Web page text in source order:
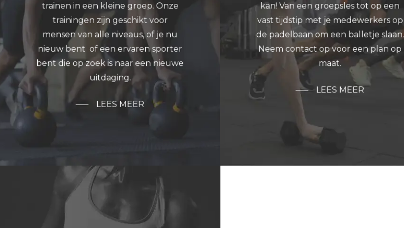
trainen in een kleine groep. Onze
trainingen zijn geschikt voor
mensen van alle niveaus, of je nu
nieuw bent of een ervaren sporter
bent die op zoek is naar een nieuwe
uitdaging.
LEES MEER
kan! Van een groepsles tot op een
vast tijdstip met je medewerkers op
de padelbaan om een balletje slaan.
Neem contact op voor een plan op
maat.
LEES MEER